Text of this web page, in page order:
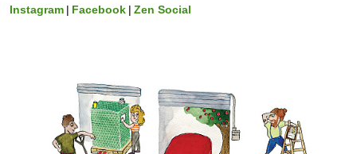
Instagram | Facebook | Zen Social